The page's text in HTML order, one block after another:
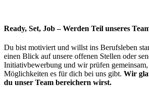
Ready, Set, Job– Werden Teil unseres
Du bist motiviert und willst ins Berufsleben
einen Blick auf unsere offenen Stellen oder
Initiativbewerbung und wir prüfen
Möglichkeiten es für dich bei uns gibt. Wir
du unser Team bereichern wirst.